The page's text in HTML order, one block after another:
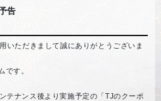
告
いただきまして誠にありがとうございま
です。
テナンス後より実施予定の「TJのクーポ